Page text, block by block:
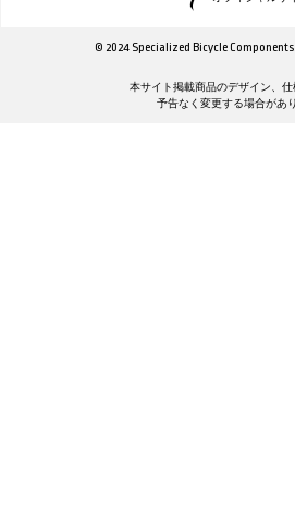
© 2024 Specialized Bicycle
本サイト掲載商品のデザイン、仕
予告なく変更する場合があ